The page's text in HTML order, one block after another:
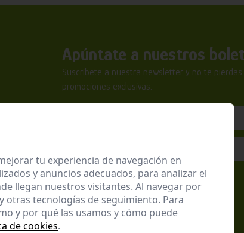
Apúntate a nuestros
Suscríbete a nuestra newsletter y no te
promociones exclusivas.
He leído y acepto laPolítica de Privacidad
Enviar
tu experiencia de navegación en
y anuncios adecuados, para analizar el
llegan nuestros visitantes. Al navegar por
otras tecnologías de seguimiento. Para
y por qué las usamos y cómo puede
de cookies.